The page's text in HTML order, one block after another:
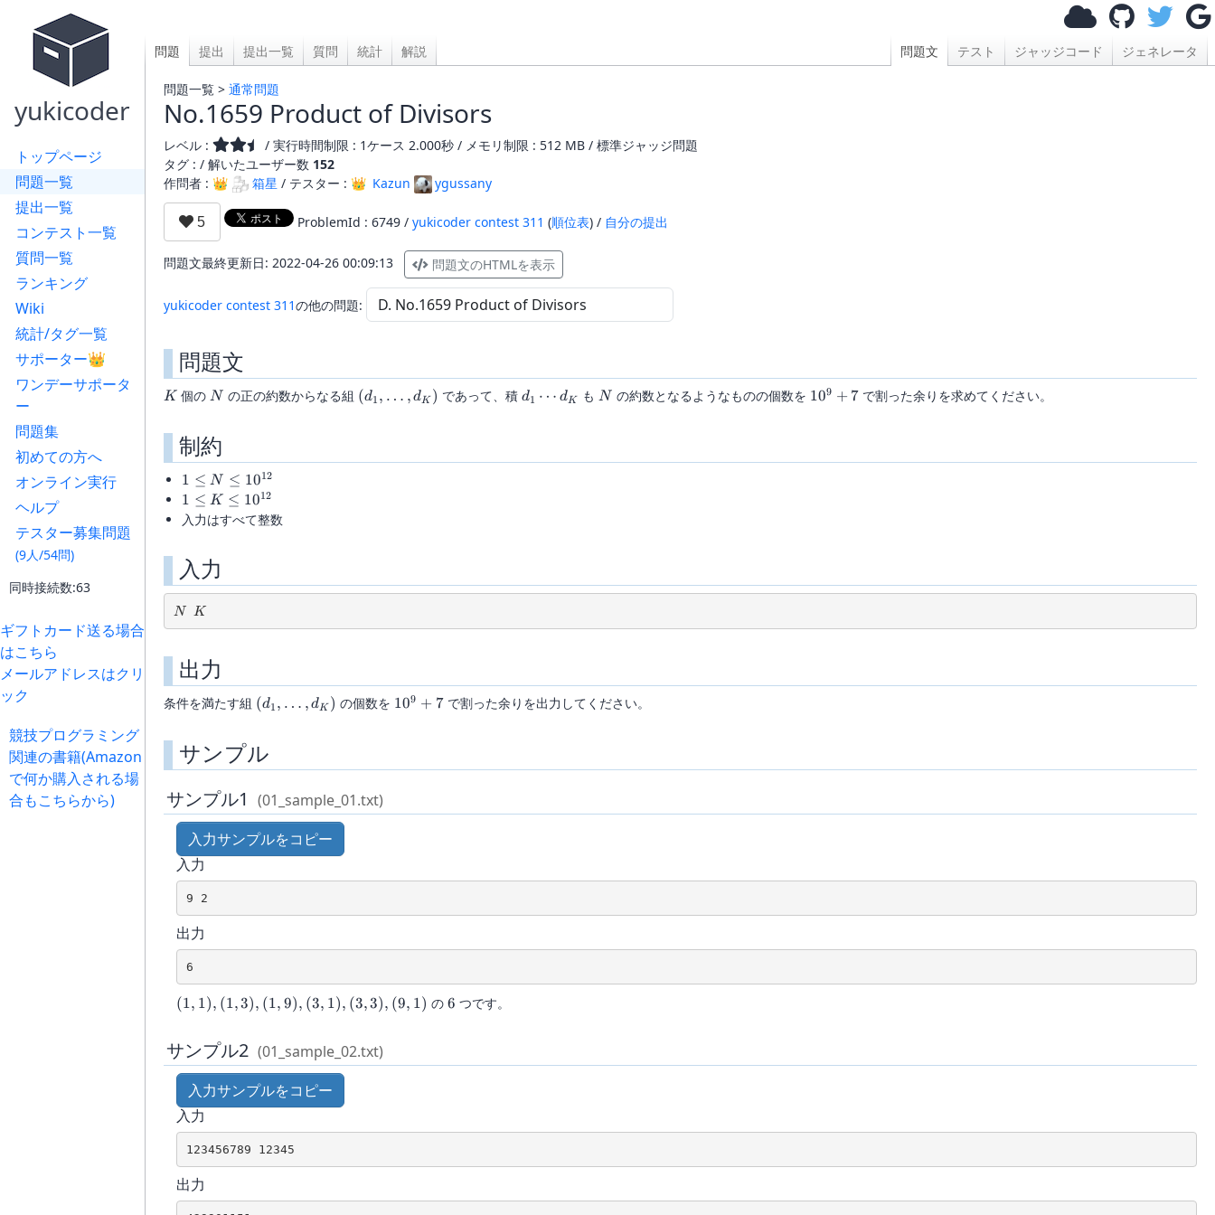
yukicoder
トップページ
問題一覧
提出一覧
コンテスト一覧
質問一覧
ランキング
Wiki
統計/タグ一覧
サポーター👑
ワンデーサポータ
ー
問題集
初めての方へ
オンライン実行
ヘルプ
テスター募集問題
(9人/54問)
同時接続数:63
ギフトカード送る場合
はこちら
メールアドレスはクリ
ック
競技プログラミング
関連の書籍(Amazon
で何か購入される場
合もこちらから)
問題 提出 提出一覧 質問 統計 解説 問題文 テスト ジャッジコード ジェネレータ
問題一覧 > 通常問題
No.1659 Product of Divisors
レベル :
/ 実行時間制限 : 1ケース 2.000秒 / メモリ制限 : 512 MB / 標準ジャッジ問題
タグ : / 解いたユーザー数 152
作問者 : 👑
箱星 / テスター : 👑 Kazun ygussany
ProblemId : 6749 / yukicoder contest 311 (順位表) / 自分の提出
問題文最終更新日: 2022-04-26 00:09:13 問題文のHTMLを表示
yukicoder contest 311の他の問題:
問題文
K
K 個のN
N の正の約数からなる組 (d_1,\ldots,d_K)
(d1 , … , dK ) であって、積d_1\cdots
d1 ⋯ dK もN
N の約数となるようなものの個数を 10^9+7
109 + 7 で割った余りを求めてください。
制約
1 \le N
\le
10^{12}
1 ≤ N ≤ 1012
1 \le K
\le
1 ≤ K ≤ 1012
入力はすべて整数
入力
N
N K
K
出力
条件を満たす組 (d_1,\ldots,d_K)
(d1 , … , dK ) の個数を 10^9+7
109 + 7で割った余りを出力してください。
サンプル
サンプル1
(01_sample_01.txt)
入力サンプルをコピー
入力
9 2
出力
6
(1,1),
(1,9),
(3,1),
(3,3),
(9,1)
(1, 1), (1,3), (1, 9), (3, 1), (3,3), (9, 1) の 6
6 つです。
サンプル2 (01_sample_02.txt)
入力サンプルをコピー
入力
123456789 12345
出力